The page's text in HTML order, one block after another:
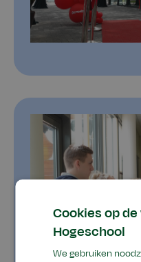
Cookies op
Hogeschool
We gebruiken